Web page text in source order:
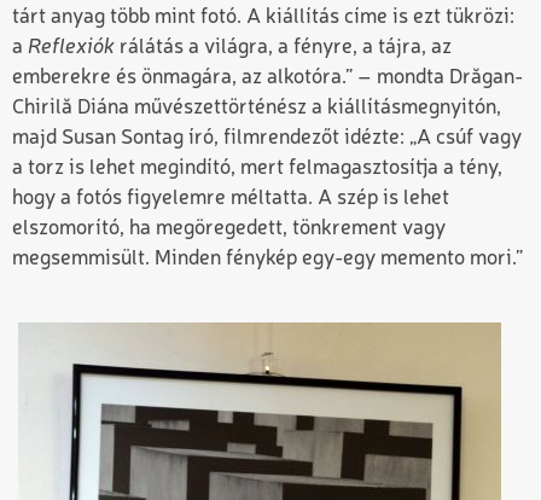
tárt anyag több mint fotó. A kiállítás címe is ezt tükrözi:
a Reflexiók rálátás a világra, a fényre, a tájra, az
emberekre és önmagára, az alkotóra.” – mondta Drăgan-
Chirilă Diána művészettörténész a kiállításmegnyitón,
majd Susan Sontag író, filmrendezőt idézte: „A csúf vagy
a torz is lehet megindító, mert felmagasztosítja a tény,
hogy a fotós figyelemre méltatta. A szép is lehet
elszomorító, ha megöregedett, tönkrement vagy
megsemmisült. Minden fénykép egy-egy memento mori.”